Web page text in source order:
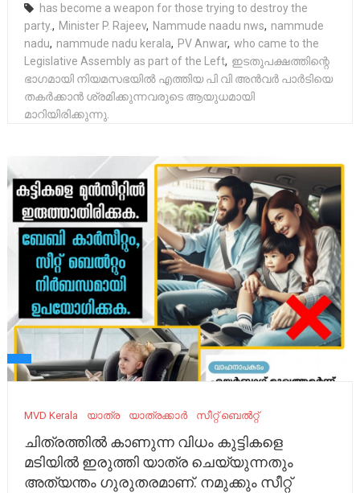
has become a weapon for those trying to destroy the
party., Minister P. Rajeev, Nammude naadu nws, nammude
nadu, nammude nadu kerala, PV Anwar, who came to the
Legislative Assembly as part of the Left, ഇടതുപക്ഷത്തിന്റെ
ഭാഗമായി നിയമസഭയിൽ എത്തിയ പി വി അൻവർ പാർടിയെ
തകർക്കാൻ ശ്രമിക്കുന്നവരുടെ ആയുധമായി
മാറിയിരിക്കുന്നു.
MVD Kerala യാത്ര യാത്രക്കാർ സീറ്റ് ബെൽറ്റ്
ചിത്രത്തിൽ കാണുന്ന വിധം കുട്ടികളെ
മടിയിൽ ഇരുത്തി യാത്ര ചെയ്യുന്നതും
അത്യന്തം ഗുരുതരമാണ്. നമുക്കും സീറ്റ്